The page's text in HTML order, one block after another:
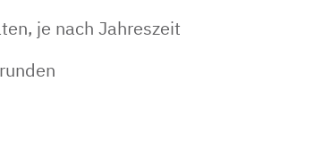
je nach Jahreszeit